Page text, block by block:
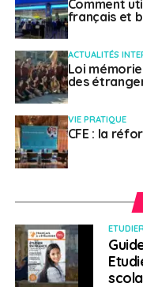
Comment
français et
ACTUALITÉS
Loi
des
VIE PRATIQUE
CFE : la